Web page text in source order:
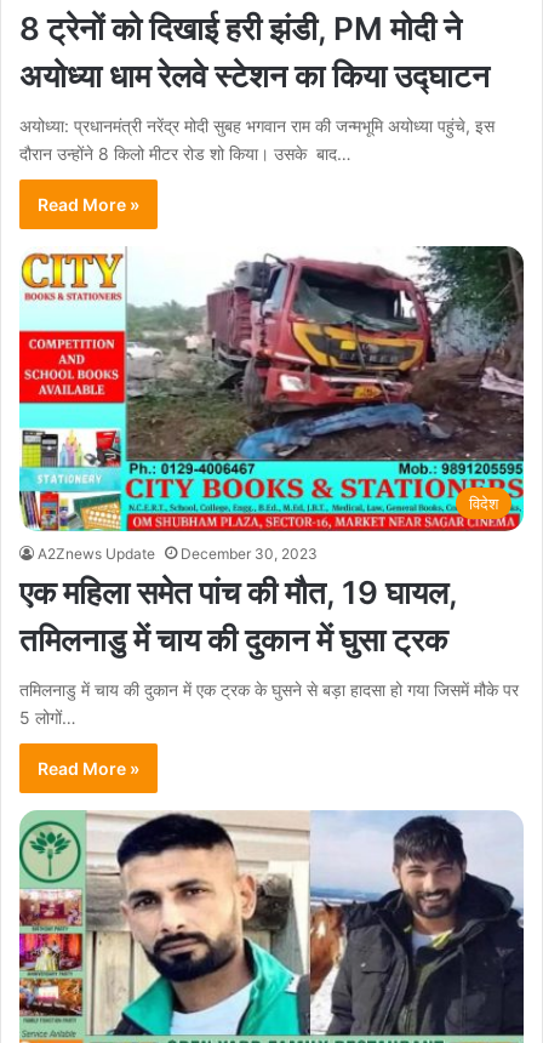
8 ट्रेनों को दिखाई हरी झंडी, PM मोदी ने
अयोध्या धाम रेलवे स्टेशन का किया उद्घाटन
अयोध्या: प्रधानमंत्री नरेंद्र मोदी सुबह भगवान राम की जन्मभूमि अयोध्या पहुंचे, इस
दौरान उन्होंने 8 किलो मीटर रोड शो किया। उसके बाद…
Read More »
विदेश
A2Znews Update December 30, 2023
एक महिला समेत पांच की मौत, 19 घायल,
तमिलनाडु में चाय की दुकान में घुसा ट्रक
तमिलनाडु में चाय की दुकान में एक ट्रक के घुसने से बड़ा हादसा हो गया जिसमें मौके पर
5 लोगों…
Read More »